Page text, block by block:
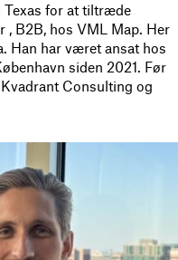
for at tiltræde
B2B, hos VML Map. Her
Han har været ansat hos
siden 2021. Før
Consulting og